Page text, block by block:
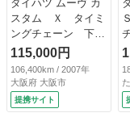
ダイハツ ムーヴ カ
スタム Ｘ タイミ
ングチェーン 下取
り車 車検Ｒ１０年
８月４日まで ＨＩ
Ｄヘッドライト 純
正１４インチアル
ミ スマートキー
115,000円
106,400km / 2007年
大阪府 大阪市
提携サイト